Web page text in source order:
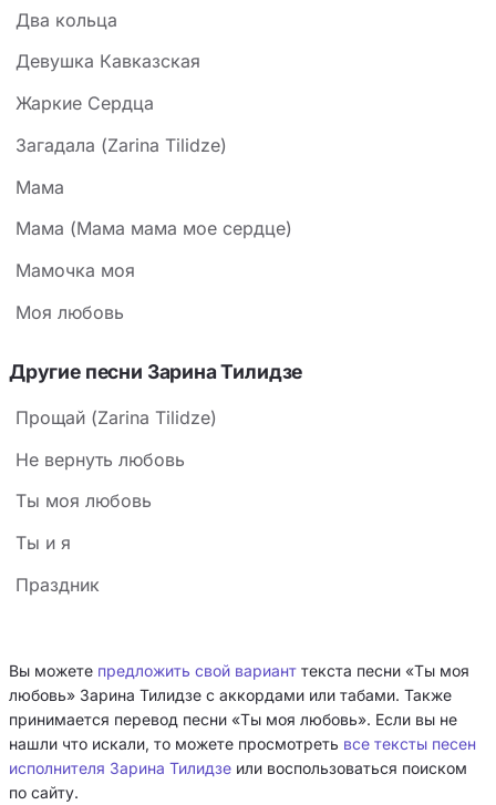
Два кольца
Девушка Кавказская
Жаркие Сердца
Загадала (Zarina Tilidze)
Мама
Мама (Мама мама мое сердце)
Мамочка моя
Моя любовь
Другие песни Зарина Тилидзе
Прощай (Zarina Tilidze)
Не вернуть любовь
Ты моя любовь
Ты и я
Праздник
Вы можете предложить свой вариант текста песни «Ты моя
любовь» Зарина Тилидзе с аккордами или табами. Также
принимается перевод песни «Ты моя любовь». Если вы не
нашли что искали, то можете просмотреть все тексты песен
исполнителя Зарина Тилидзе или воспользоваться поиском
по сайту.